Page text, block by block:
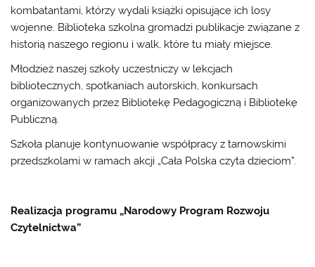
kombatantami, którzy wydali książki opisujące ich losy
wojenne. Biblioteka szkolna gromadzi publikacje związane z
historią naszego regionu i walk, które tu miały miejsce.
Młodzież naszej szkoły uczestniczy w lekcjach
bibliotecznych, spotkaniach autorskich, konkursach
organizowanych przez Bibliotekę Pedagogiczną i Bibliotekę
Publiczną.
Szkoła planuje kontynuowanie współpracy z tarnowskimi
przedszkolami w ramach akcji „Cała Polska czyta dzieciom”.
Realizacja programu „Narodowy Program Rozwoju
Czytelnictwa”